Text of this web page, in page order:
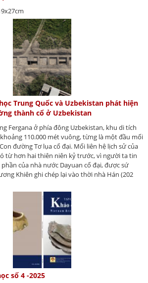
Trung Quốc và Uzbekistan phát hiện
thành cổ ở Uzbekistan
Fergana ở phía đông Uzbekistan, khu di tích
110.000 mét vuông, từng là một đầu mối
đường Tơ lụa cổ đại. Mối liên hệ lịch sử của
từ hơn hai thiên niên kỷ trước, vì người ta tin
của nhà nước Dayuan cổ đại, được sứ
Khiên ghi chép lại vào thời nhà Hán (202
số 4 -2025